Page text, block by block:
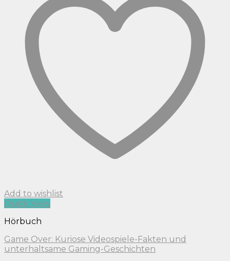
Add to wishlist
Quick View
Hörbuch
Game Over: Kuriose Videospiele-Fakten und
unterhaltsame Gaming-Geschichten